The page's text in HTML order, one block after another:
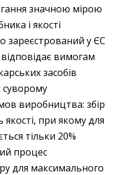
значною мірою
і якості
зареєстрований у ЄС
вимогам
засобів
суворому
виробництва: збір
при якому для
тільки 20%
процес
для максимального